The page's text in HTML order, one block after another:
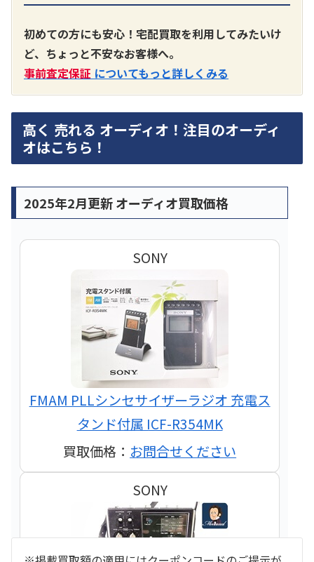
初めての方にも安心！宅配買取を利用してみたいけ
ど、ちょっと不安なお客様へ。
事前査定保証 についてもっと詳しくみる
高く 売れる オーディオ！注目のオーディ
オはこちら！
2025年2月更新 オーディオ買取価格
SONY
FMAM PLLシンセサイザーラジオ 充電ス
タンド付属 ICF-R354MK
買取価格： お問合せください
SONY